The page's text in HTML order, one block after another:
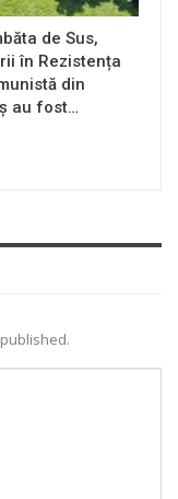
de Sus,
în Rezistența
din
au fost…